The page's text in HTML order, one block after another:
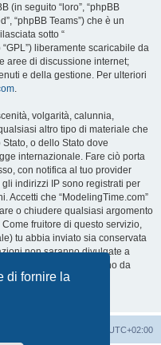
di fornire la
(in seguito “loro”, “phpBB
“phpBB Teams”) che è un
sotto “
“GPL”) liberamente scaricabile da
aree di discussione internet;
e della gestione. Per ulteriori
.
volgarità, calunnia,
altro tipo di materiale che
o dello Stato dove
internazionale. Fare ciò porta
con notifica al tuo provider
indirizzi IP sono registrati per
Accetti che “ModelingTime.com”
o chiudere qualsiasi argomento
fruitore di questo servizio,
tu abbia inviato sia conservata
non saranno divulgate a
o phpBB sono da
al sistema che possa
UTC+02:00